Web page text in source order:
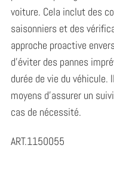
voiture. Cela inclut des
saisonniers et des
approche proactive
d’éviter des pannes
durée de vie du
moyens d’assurer un
cas de nécessité.
ART.1150055